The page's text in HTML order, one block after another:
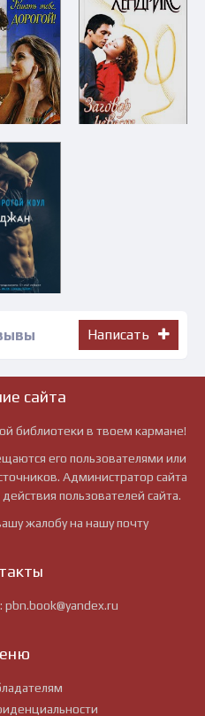
Написать
сайта
библиотеки в твоем кармане!
его пользователями или
Администратор сайта
пользователей сайта.
жалобу на нашу почту
pbn.book@yandex.ru